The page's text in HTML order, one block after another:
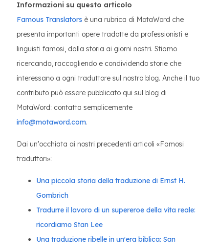
Informazioni su questo articolo
Famous Translators è una rubrica di MotaWord che
presenta importanti opere tradotte da professionisti e
linguisti famosi, dalla storia ai giorni nostri. Stiamo
ricercando, raccogliendo e condividendo storie che
interessano a ogni traduttore sul nostro blog. Anche il tuo
contributo può essere pubblicato qui sul blog di
MotaWord: contatta semplicemente
info@motaword.com.
Dai un'occhiata ai nostri precedenti articoli «Famosi
traduttori»:
Una piccola storia della traduzione di Ernst H.
Gombrich
Tradurre il lavoro di un supereroe della vita reale:
ricordiamo Stan Lee
Una traduzione ribelle in un'era biblica: San